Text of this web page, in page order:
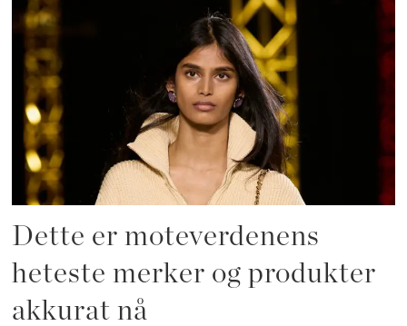
Dette er moteverdenens
heteste merker og produkter
akkurat nå